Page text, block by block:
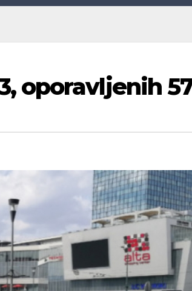
oporavljenih